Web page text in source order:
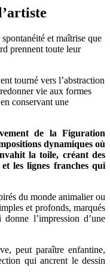
et maîtrise que
prennent toute leur
tourné vers l’abstraction
vie aux formes
conservant une
de la Figuration
dynamiques où
la toile, créant des
et les lignes franches qui
du monde animalier ou
et profonds, marqués
l’impression d’une
peut paraître enfantine,
qui ancrent le dessin